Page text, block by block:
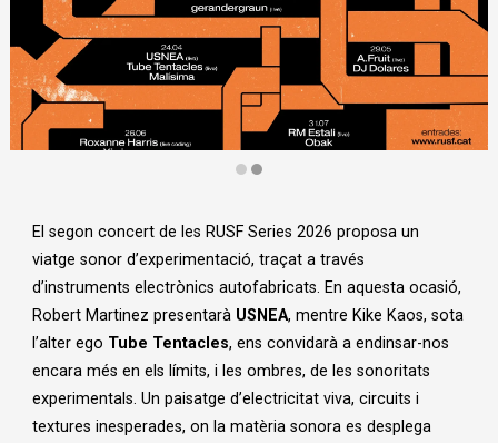
El segon concert de les RUSF Series 2026 proposa un
viatge sonor d’experimentació, traçat a través
d’instruments electrònics autofabricats. En aquesta ocasió,
Robert Martinez presentarà USNEA, mentre Kike Kaos, sota
l’alter ego Tube Tentacles, ens convidarà a endinsar-nos
encara més en els límits, i les ombres, de les sonoritats
experimentals. Un paisatge d’electricitat viva, circuits i
textures inesperades, on la matèria sonora es desplega